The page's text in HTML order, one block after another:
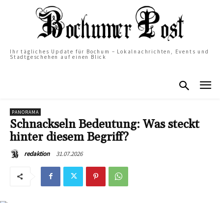
Ihr tägliches Update für Bochum – Lokalnachrichten, Events und
Stadtgeschehen auf einen Blick
PANORAMA
Schnackseln Bedeutung: Was steckt
hinter diesem Begriff?
redaktion 31.07.2026